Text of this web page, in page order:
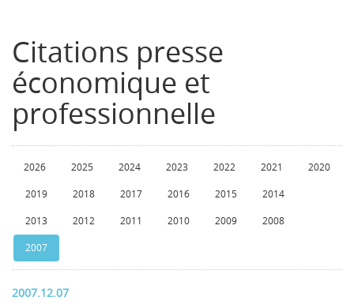
Citations presse
économique et
professionnelle
2026 2025 2024 2023 2022 2021 2020
2019 2018 2017 2016 2015 2014
2013 2012 2011 2010 2009 2008
2007
2007.12.07